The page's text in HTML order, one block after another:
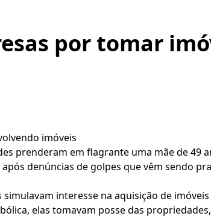
por tomar
imóveis
prenderam em flagrante uma mãe de 49
denúncias de golpes que vêm sendo
simulavam interesse na aquisição de
elas tomavam posse das